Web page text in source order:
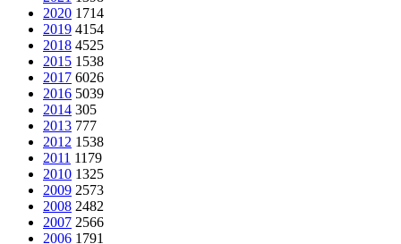
2020 1714
2019 4154
2018 4525
2015 1538
2017 6026
2016 5039
2014 305
2013 777
2012 1538
2011 1179
2010 1325
2009 2573
2008 2482
2007 2566
2006 1791